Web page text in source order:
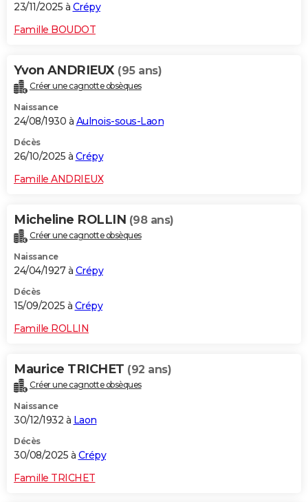
23/11/2025 à Crépy
Famille BOUDOT
Yvon ANDRIEUX (95 ans)
Créer une cagnotte obsèques
Naissance
24/08/1930 à Aulnois-sous-Laon
Décès
26/10/2025 à Crépy
Famille ANDRIEUX
Micheline ROLLIN (98 ans)
Créer une cagnotte obsèques
Naissance
24/04/1927 à Crépy
Décès
15/09/2025 à Crépy
Famille ROLLIN
Maurice TRICHET (92 ans)
Créer une cagnotte obsèques
Naissance
30/12/1932 à Laon
Décès
30/08/2025 à Crépy
Famille TRICHET